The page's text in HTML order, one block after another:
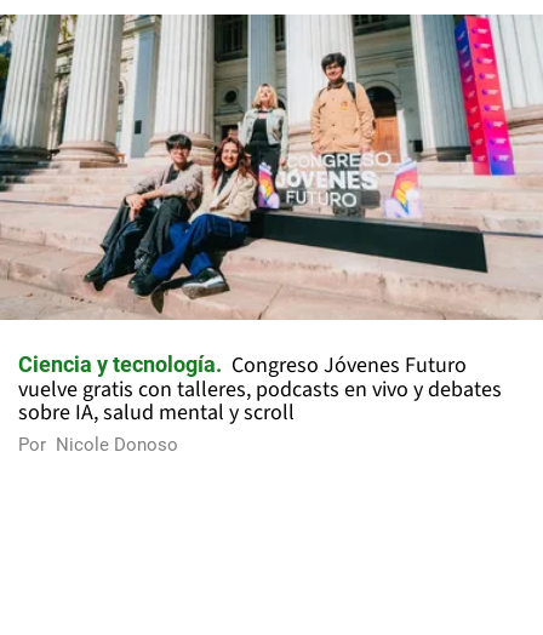
Ciencia y tecnología
Congreso Jóvenes Futuro
vuelve gratis con talleres, podcasts en vivo y debates
sobre IA, salud mental y scroll
Por Nicole Donoso